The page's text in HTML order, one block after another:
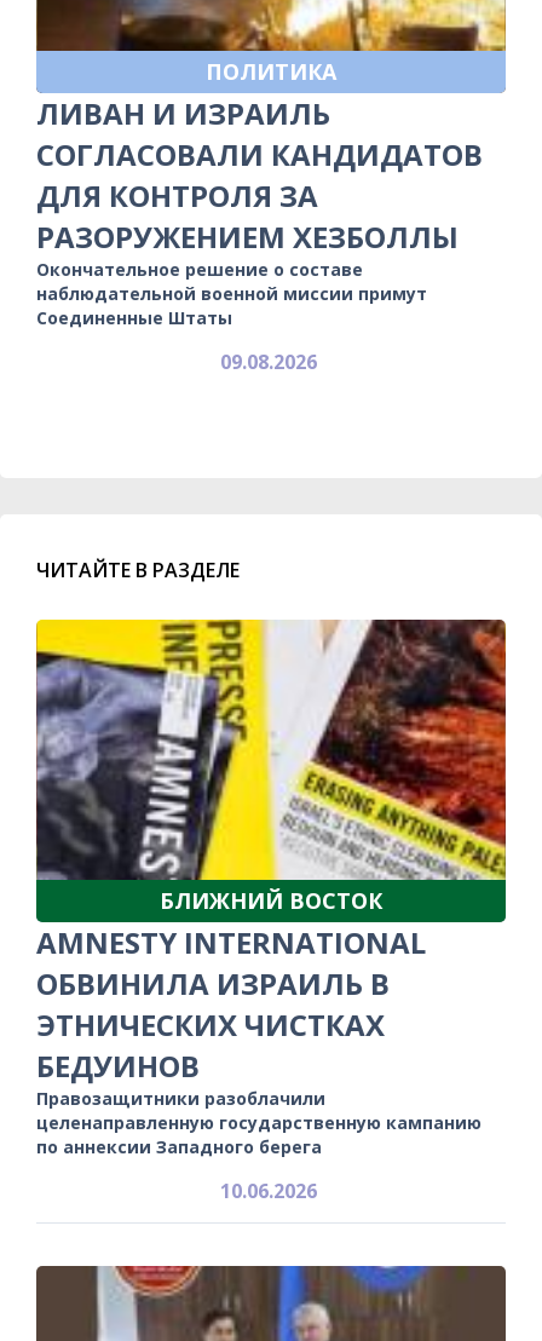
ПОЛИТИКА
ЛИВАН И ИЗРАИЛЬ
СОГЛАСОВАЛИ КАНДИДАТОВ
ДЛЯ КОНТРОЛЯ ЗА
РАЗОРУЖЕНИЕМ ХЕЗБОЛЛЫ
Окончательное решение о составе
наблюдательной военной миссии примут
Соединенные Штаты
09.08.2026
ЧИТАЙТЕ В РАЗДЕЛЕ
БЛИЖНИЙ ВОСТОК
AMNESTY INTERNATIONAL
ОБВИНИЛА ИЗРАИЛЬ В
ЭТНИЧЕСКИХ ЧИСТКАХ
БЕДУИНОВ
Правозащитники разоблачили
целенаправленную государственную кампанию
по аннексии Западного берега
10.06.2026